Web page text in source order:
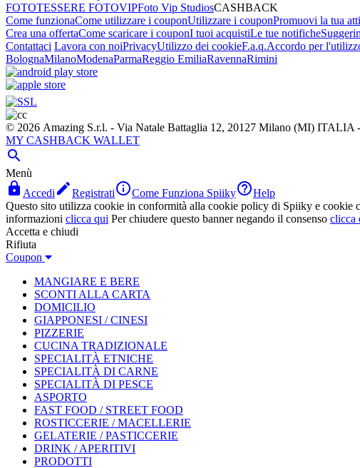
FOTOTESSERE FOTOVIPFoto Vip StudiosCASHBACK
Come funzionaCome utilizzare i couponUtilizzare i couponPromuovi la tua
Crea una offertaCome scaricare i couponI tuoi acquistiLe tue notifiche
Contattaci Lavora con noiPrivacyUtilizzo dei cookieF.a.q.Accordo per
BolognaMilanoModenaParmaReggio EmiliaRavennaRimini
© 2026 Amazing S.r.l. - Via Natale Battaglia 12, 20127 Milano (MI) ITALIA
MY CASHBACK WALLET

Menù
 Accedi RegistratiCome Funziona SpiikyHelp
Questo sito utilizza cookie in conformità alla cookie policy di Spiiky e cookie
informazioni clicca qui Per chiudere questo banner negando il consenso clicca
Accetta e chiudi
Rifiuta
Coupon
MANGIARE E BERE
SCONTI ALLA CARTA
DOMICILIO
GIAPPONESI / CINESI
PIZZERIE
CUCINA TRADIZIONALE
SPECIALITÀ ETNICHE
SPECIALITÀ DI CARNE
SPECIALITÀ DI PESCE
ASPORTO
FAST FOOD / STREET FOOD
ROSTICCERIE / MACELLERIE
GELATERIE / PASTICCERIE
DRINK / APERITIVI
PRODOTTI